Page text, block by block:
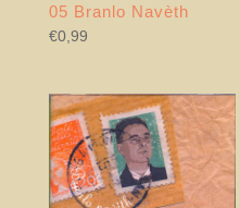
05 Branlo Navèth
€0,99